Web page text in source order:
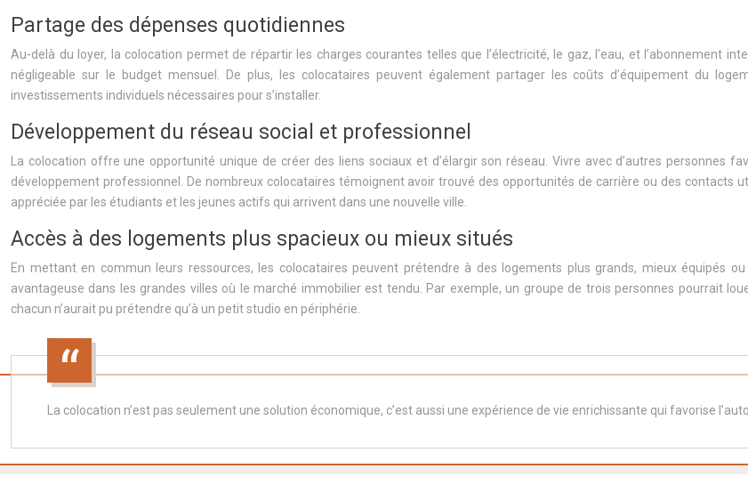
Partage des dépenses quotidiennes
Au-delà du loyer, la colocation permet de répartir les charges courantes telles que l’électricité, le gaz, l’eau, et l’abonnement
négligeable sur le budget mensuel. De plus, les colocataires peuvent également partager les coûts d’équipement du
investissements individuels nécessaires pour s’installer.
Développement du réseau social et professionnel
La colocation offre une opportunité unique de créer des liens sociaux et d’élargir son réseau. Vivre avec d’autres personnes
développement professionnel. De nombreux colocataires témoignent avoir trouvé des opportunités de carrière ou des contacts
appréciée par les étudiants et les jeunes actifs qui arrivent dans une nouvelle ville.
Accès à des logements plus spacieux ou mieux situés
En mettant en commun leurs ressources, les colocataires peuvent prétendre à des logements plus grands, mieux équipés
avantageuse dans les grandes villes où le marché immobilier est tendu. Par exemple, un groupe de trois personnes pourrait
chacun n’aurait pu prétendre qu’à un petit studio en périphérie.
La colocation n’est pas seulement une solution économique, c’est aussi une expérience de vie enrichissante qui favorise